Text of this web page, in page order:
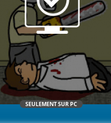
SEULEMENT SUR PC